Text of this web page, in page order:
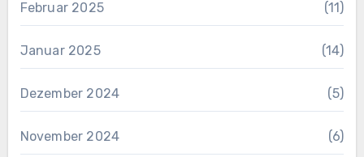
Februar 2025 (11)
Januar 2025 (14)
Dezember 2024 (5)
November 2024 (6)